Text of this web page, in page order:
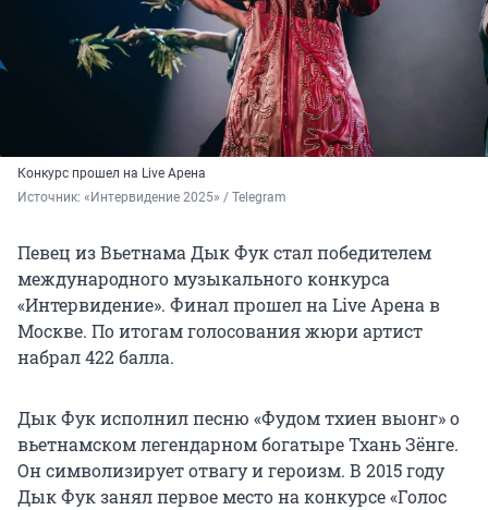
Конкурс прошел на Live Арена
Источник: «Интервидение 2025» / Telegram
Певец из Вьетнама Дык Фук стал победителем
международного музыкального конкурса
«Интервидение». Финал прошел на Live Арена в
Москве. По итогам голосования жюри артист
набрал 422 балла.
Дык Фук исполнил песню «Фудом тхиен выонг» о
вьетнамском легендарном богатыре Тхань Зёнге.
Он символизирует отвагу и героизм. В 2015 году
Дык Фук занял первое место на конкурсе «Голос